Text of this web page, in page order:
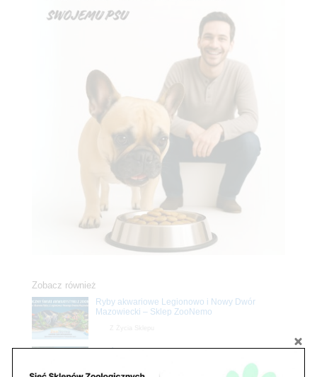
Zobacz również
Ryby akwariowe Legionowo i Nowy Dwór
Mazowiecki – Sklep ZooNemo
Stwórz podwodne arcydzieło: Najpiękniejsze
rośliny akwariowe w ZooNemo – Legionowo i
Nowy Dwór Mazowiecki